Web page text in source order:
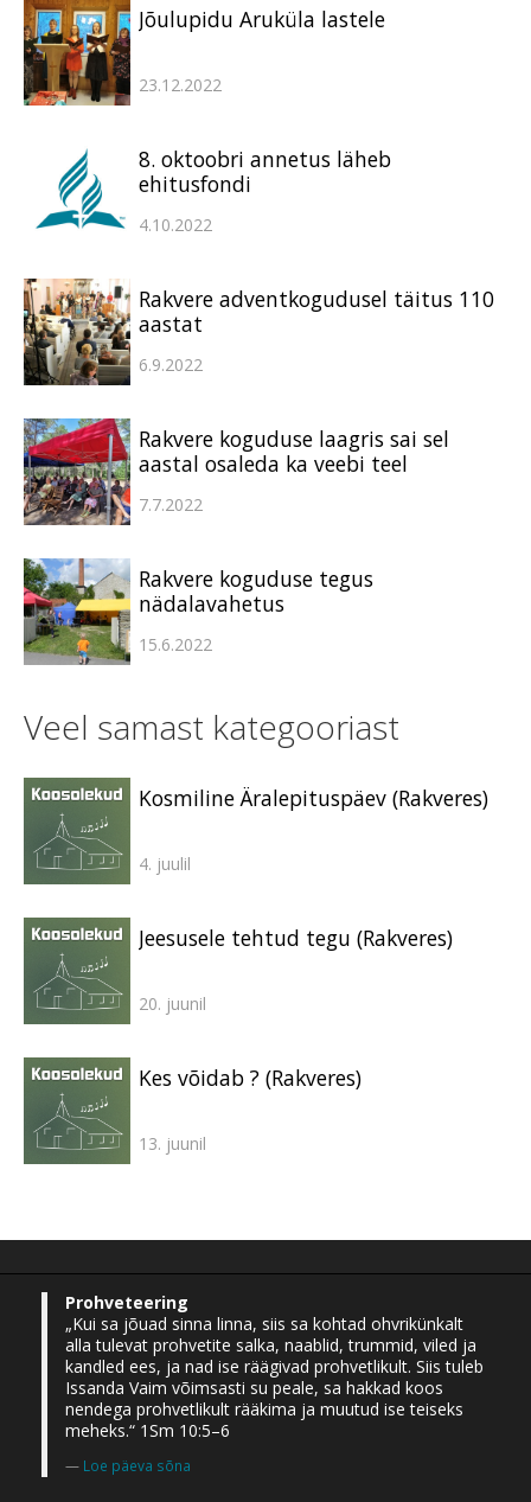
Jõulupidu Aruküla lastele
23.12.2022
8. oktoobri annetus läheb
ehitusfondi
4.10.2022
Rakvere adventkogudusel täitus 110
aastat
6.9.2022
Rakvere koguduse laagris sai sel
aastal osaleda ka veebi teel
7.7.2022
Rakvere koguduse tegus
nädalavahetus
15.6.2022
Veel samast kategooriast
Kosmiline Äralepituspäev (Rakveres)
4. juulil
Jeesusele tehtud tegu (Rakveres)
20. juunil
Kes võidab ? (Rakveres)
13. juunil
Prohveteering
„Kui sa jõuad sinna linna, siis sa kohtad ohvrikünkalt
alla tulevat prohvetite salka, naablid, trummid, viled ja
kandled ees, ja nad ise räägivad prohvetlikult. Siis tuleb
Issanda Vaim võimsasti su peale, sa hakkad koos
nendega prohvetlikult rääkima ja muutud ise teiseks
meheks.“ 1Sm 10:5–6
Loe päeva sõna